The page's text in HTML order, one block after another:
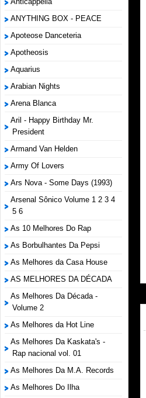
ANYTHING BOX - PEACE
Apoteose Danceteria
Apotheosis
Aquarius
Arabian Nights
Arena Blanca
Aril - Happy Birthday Mr.
President
Armand Van Helden
Army Of Lovers
Ars Nova - Some Days (1993)
Arsenal Sônico Volume 1 2 3 4
5 6
As 10 Melhores Do Rap
As Borbulhantes Da Pepsi
As Melhores da Casa House
AS MELHORES DA DÉCADA
As Melhores Da Década -
Volume 2
As Melhores da Hot Line
As Melhores Da Kaskata's -
Rap nacional vol. 01
As Melhores Da M.A. Records
As Melhores Do Ilha